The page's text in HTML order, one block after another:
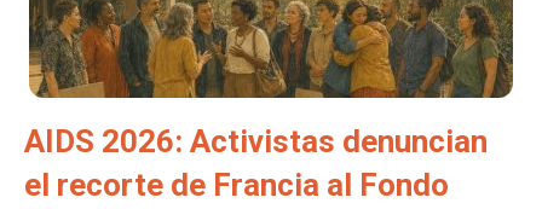
AIDS 2026: Activistas denuncian
el recorte de Francia al Fondo